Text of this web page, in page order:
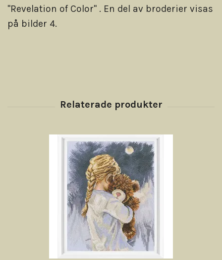
"Revelation of Color" . En del av broderier visas
på bilder 4.